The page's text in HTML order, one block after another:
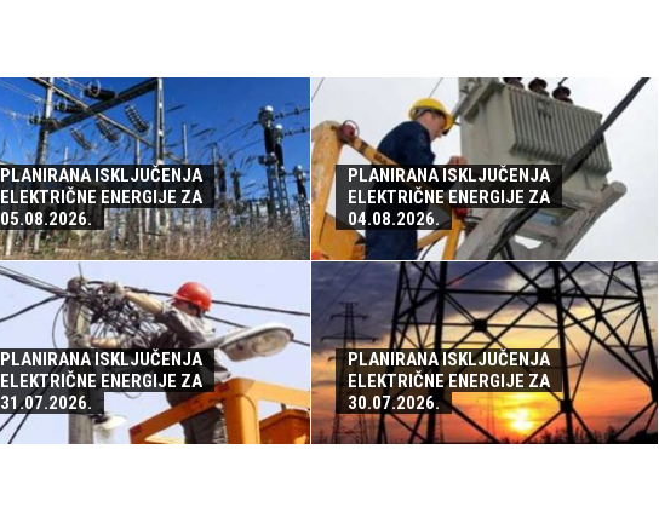
PLANIRANA ISKLJUČENJA
ELEKTRIČNE ENERGIJE ZA
05.08.2026.
PLANIRANA ISKLJUČENJA
ELEKTRIČNE ENERGIJE ZA
04.08.2026.
PLANIRANA ISKLJUČENJA
ELEKTRIČNE ENERGIJE ZA
31.07.2026.
PLANIRANA ISKLJUČENJA
ELEKTRIČNE ENERGIJE ZA
30.07.2026.